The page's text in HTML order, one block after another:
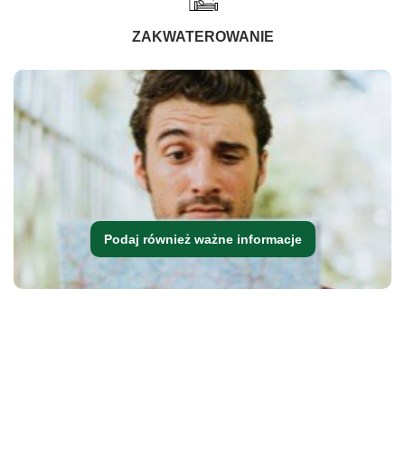
ZAKWATEROWANIE
Podaj również ważne informacje